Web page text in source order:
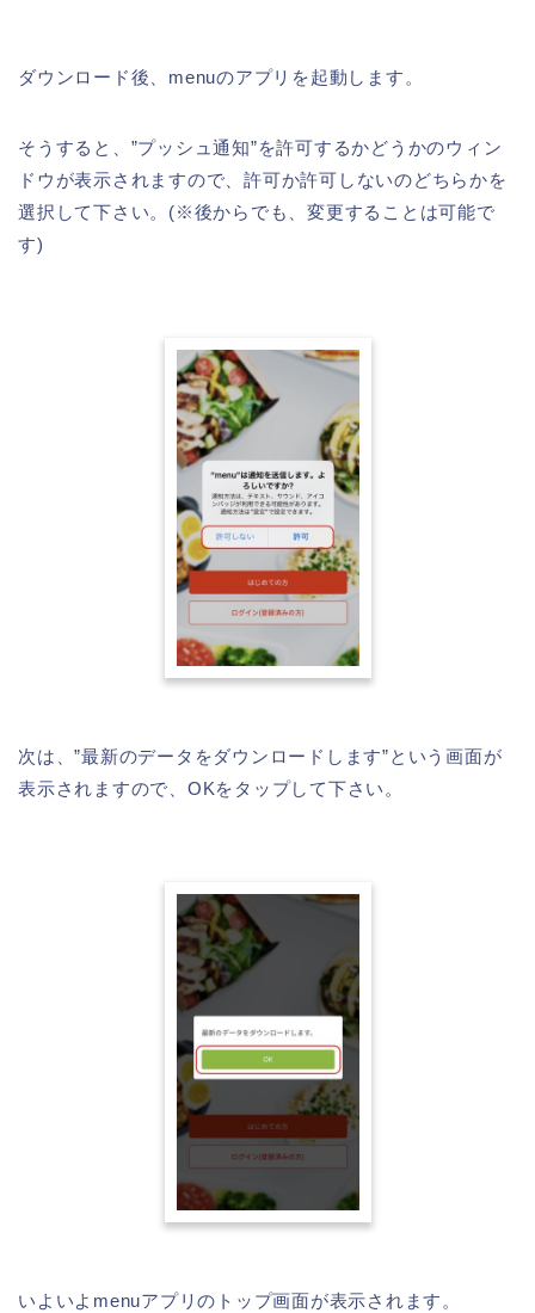
ダウンロード後、menuのアプリを起動します。
そうすると、”プッシュ通知”を許可するかどうかのウィン
ドウが表示されますので、許可か許可しないのどちらかを
選択して下さい。(※後からでも、変更することは可能で
す)
次は、”最新のデータをダウンロードします”という画面が
表示されますので、OKをタップして下さい。
いよいよmenuアプリのトップ画面が表示されます。